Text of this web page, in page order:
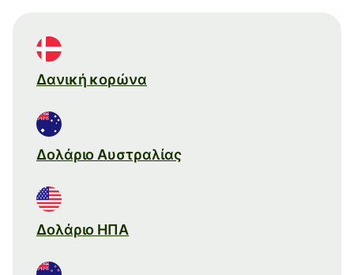
Δανική κορώνα
Δολάριο Αυστραλίας
Δολάριο ΗΠΑ